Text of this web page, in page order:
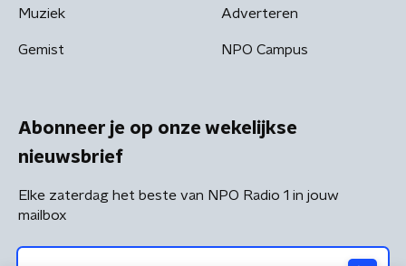
Muziek
Gemist
Adverteren
NPO Campus
Abonneer je op onze wekelijkse
nieuwsbrief
Elke zaterdag het beste van NPO Radio 1 in jouw
mailbox